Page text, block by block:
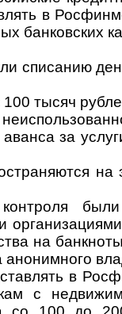
в
банковских
списанию
тысяч
за
были
на
анонимного
в
с